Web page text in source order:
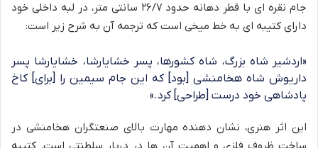
جام نقره ای با قطر دهانه حدود ۲۶/۷ سانتی متر، در لبه داخلی خود
دارای کتیبه ای به خط میخی است که ترجمه آن به شرح زیر است:
«اردشیر شاه بزرگ، شاه کشورها، پسر خشایارشا، خشایارشا پسر
داریوش شاه هخامنشی [بود] که این جام سیمین را [برای] کاخ
پادشاهی خود درست [طراحی] کرد.»
این اثر هنری، نشان دهنده مهارت بالای صنعتگران هخامنشی در